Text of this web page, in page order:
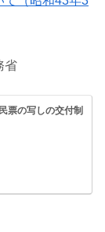
省
票の写しの交付制